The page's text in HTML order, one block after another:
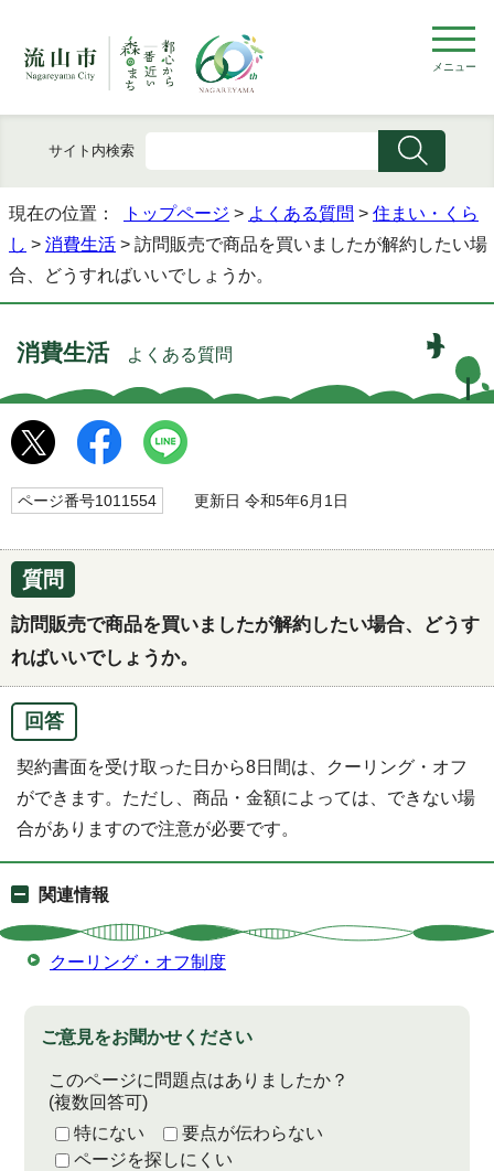
メニュー
サイト内検索
現在の位置： トップページ > よくある質問 > 住まい・くら
し > 消費生活 > 訪問販売で商品を買いましたが解約したい場
合、どうすればいいでしょうか。
消費生活よくある質問
ページ番号1011554 更新日 令和5年6月1日
質問
訪問販売で商品を買いましたが解約したい場合、どうす
ればいいでしょうか。
回答
契約書面を受け取った日から8日間は、クーリング・オフ
ができます。ただし、商品・金額によっては、できない場
合がありますので注意が必要です。
関連情報
クーリング・オフ制度
ご意見をお聞かせください
このページに問題点はありましたか？
(複数回答可)
特にない
要点が伝わらない
ページを探しにくい